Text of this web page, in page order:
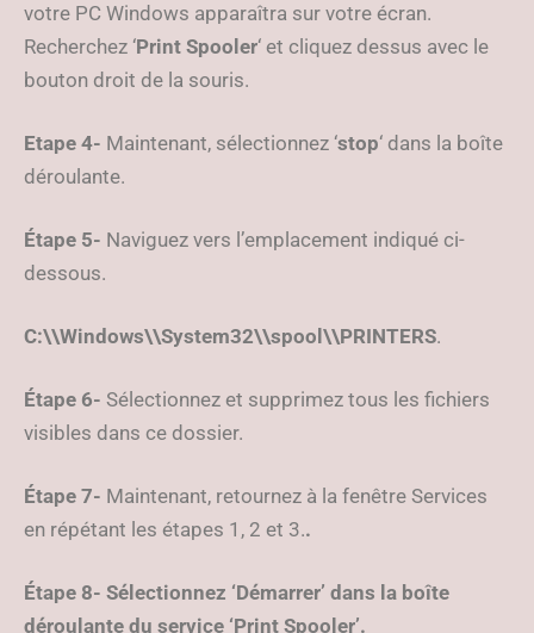
votre PC Windows apparaîtra sur votre écran.
Recherchez ‘Print Spooler‘ et cliquez dessus avec le
bouton droit de la souris.
Etape 4- Maintenant, sélectionnez ‘stop‘ dans la boîte
déroulante.
Étape 5- Naviguez vers l’emplacement indiqué ci-
dessous.
C:\\Windows\\System32\\spool\\PRINTERS.
Étape 6- Sélectionnez et supprimez tous les fichiers
visibles dans ce dossier.
Étape 7- Maintenant, retournez à la fenêtre Services
en répétant les étapes 1, 2 et 3..
Étape 8- Sélectionnez ‘Démarrer’ dans la boîte
déroulante du service ‘Print Spooler’.